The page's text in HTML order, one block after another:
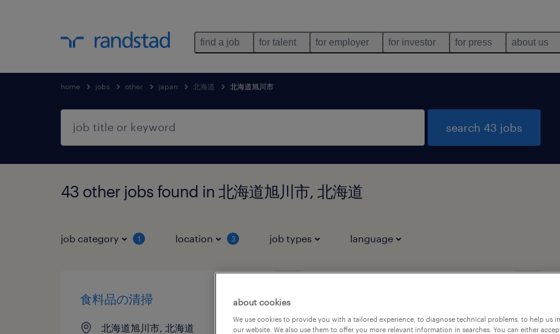
find a job for talent for employer for investor for press about us
home jobs other japan 北海道 北海道旭川市
search 43 jobs
43 other jobs found in 北海道旭川市, 北海道
job category 1 location 3 job types language
食料品の清掃
北海道旭川市, 北海道
北海道旭川市, 北海道
about cookies
We use cookies to provide you with a tailored experience, to diagnose technical problems, to help us
our website. We also use them to offer you more relevant information in searches. You can either